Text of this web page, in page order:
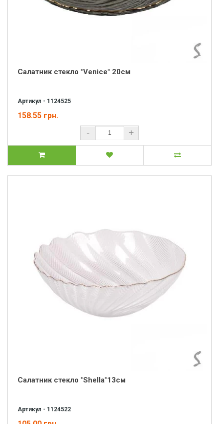
Салатник стекло "Venice" 20см
Артикул - 1124525
158.55 грн.
- +
Салатник стекло "Shella"13см
Артикул - 1124522